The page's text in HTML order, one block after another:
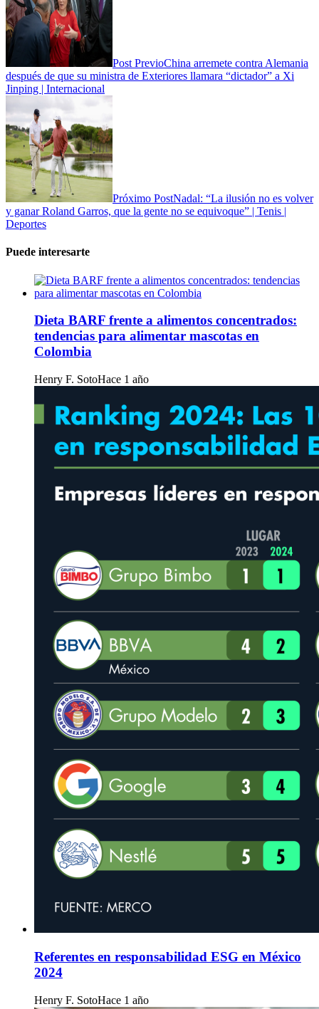
Post PrevioChina arremete contra Alemania
después de que su ministra de Exteriores llamara “dictador” a Xi
Jinping | Internacional
Próximo PostNadal: “La ilusión no es volver
y ganar Roland Garros, que la gente no se equivoque” | Tenis |
Deportes
Puede interesarte
Dieta BARF frente a alimentos concentrados:
tendencias para alimentar mascotas en
Colombia
Henry F. SotoHace 1 año
Referentes en responsabilidad ESG en México
2024
Henry F. SotoHace 1 año